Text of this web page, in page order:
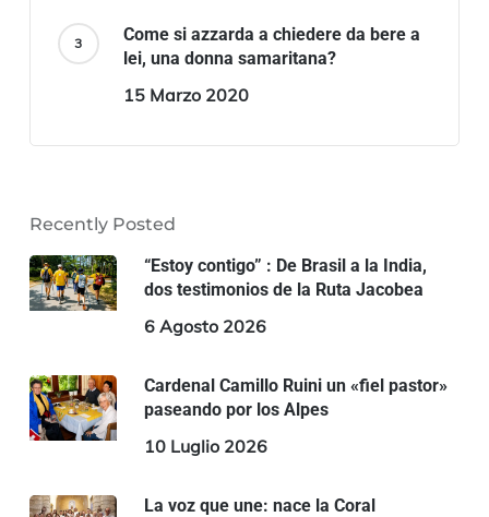
Come si azzarda a chiedere da bere a
lei, una donna samaritana?
15 Marzo 2020
Recently Posted
“Estoy contigo” : De Brasil a la India,
dos testimonios de la Ruta Jacobea
6 Agosto 2026
Cardenal Camillo Ruini un «fiel pastor»
paseando por los Alpes
10 Luglio 2026
La voz que une: nace la Coral